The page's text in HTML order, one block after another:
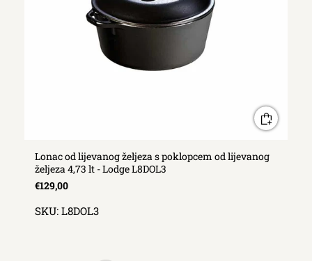
Lonac od lijevanog željeza s poklopcem od lijevanog
željeza 4,73 lt - Lodge L8DOL3
€129,00
SKU: L8DOL3